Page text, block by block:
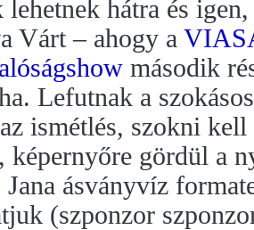
lehetnek hátra és
Várt – ahogy a
második
Lefutnak a
ismétlés, szokni
gördül a
ásványvíz
(szponzor